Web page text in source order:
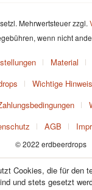
Mehrwertsteuer zzgl.
wenn nicht
Material
Wichtige
AGB
© 2022 erdbeerdrops
Cookies, die für den
und stets gesetzt